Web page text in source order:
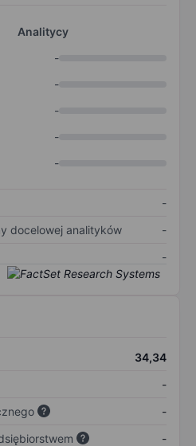
Analitycy
-
-
-
-
-
-
docelowej analityków
-
-
34,34
-
-
-